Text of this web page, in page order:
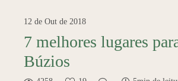
12 de Out de 2018
7 melhores lugares
Búzios